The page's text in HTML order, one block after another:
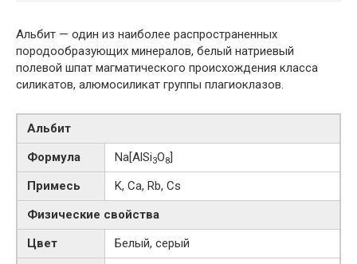
Альбит — один из наиболее распространенных
породообразующих минералов, белый натриевый
полевой шпат магматического происхождения класса
силикатов, алюмосиликат группы плагиоклазов.
Альбит
Формула
Na[AlSi3O8]
Примесь
K, Ca, Rb, Cs
Физические свойства
Цвет
Белый, серый